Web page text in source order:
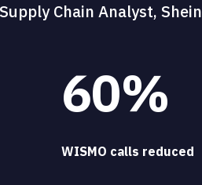
Chain Analyst, Shein
60%
WISMO calls reduced